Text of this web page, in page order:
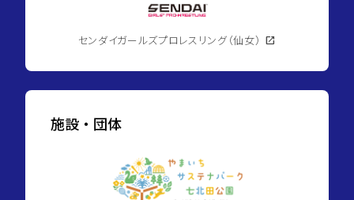
センダイガールズプロレスリング（仙女） open_in_new
施設・団体